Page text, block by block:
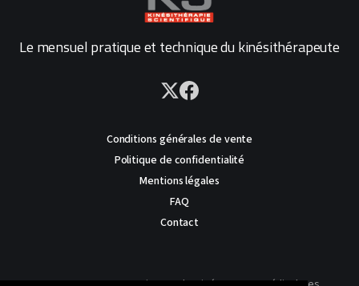
Le mensuel pratique et technique du kinésithérapeute
Conditions générales de vente
Politique de confidentialité
Mentions légales
FAQ
Contact